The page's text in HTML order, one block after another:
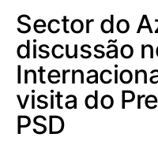
Sector do
discussão
visita do
PSD